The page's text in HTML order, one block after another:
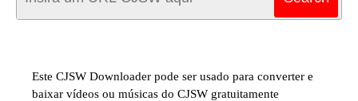
Este CJSW Downloader pode ser usado para converter e
baixar vídeos ou músicas do CJSW gratuitamente